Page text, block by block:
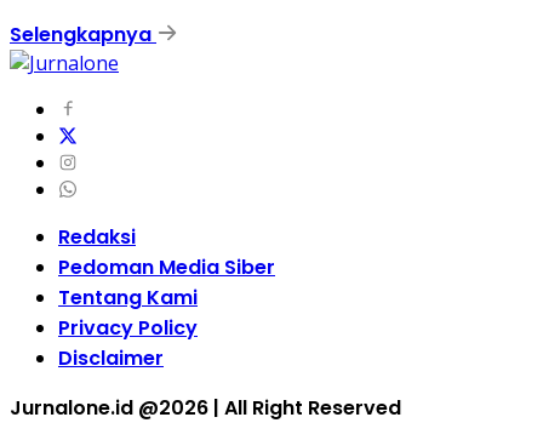
Selengkapnya
Redaksi
Pedoman Media Siber
Tentang Kami
Privacy Policy
Disclaimer
Jurnalone.id @2026 | All Right Reserved